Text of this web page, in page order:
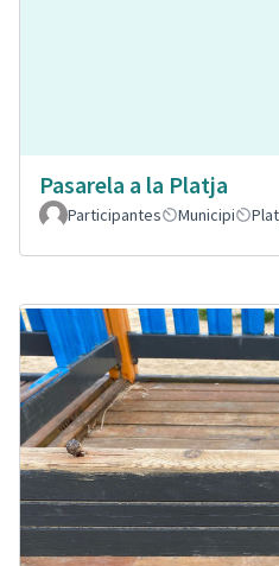
Pasarela a la Platja
Participantes
Municipi